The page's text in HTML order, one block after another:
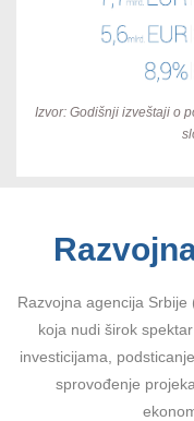
Izvor: Godišnji izveštaji o
Razvojna agencija
koja nudi širok
investicijama,
sprovođenje